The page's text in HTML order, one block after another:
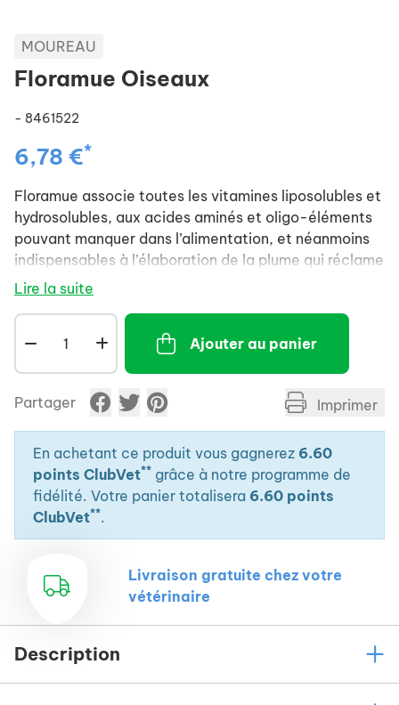
MOUREAU
Floramue Oiseaux
- 8461522
6,78 €*
Floramue associe toutes les vitamines liposolubles et
hydrosolubles, aux acides aminés et oligo-éléments
pouvant manquer dans l’alimentation, et néanmoins
indispensables à l’élaboration de la plume qui réclame
une grosse quantité de soufre organique pour être de
Lire la suite
Ajouter au panier
Partager Imprimer
En achetant ce produit vous gagnerez 6.60
points ClubVet** grâce à notre programme de
fidélité. Votre panier totalisera 6.60 points
ClubVet**.
Livraison gratuite chez votre
vétérinaire
Description